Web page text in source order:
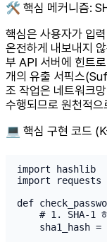
🛠️ 핵심 메커니즘:
핵심은 사용자가 입
온전하게 내보내지
부 API 서버에 힌트
개의 유출 서픽스
조 작업은 네트워크
수행되므로 원천적
💻 핵심 구현 코드
import hashlib
import requests
def
# 1. SHA-1
sha1_hash =